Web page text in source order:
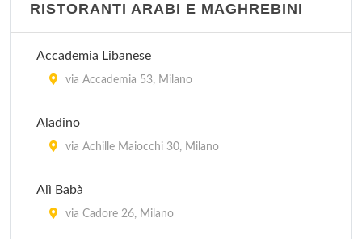
RISTORANTI ARABI E MAGHREBINI
Accademia Libanese
via Accademia 53, Milano
Aladino
via Achille Maiocchi 30, Milano
Alì Babà
via Cadore 26, Milano